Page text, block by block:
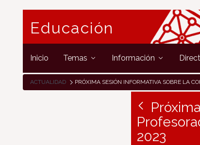
Educación
Inicio Temas Información
ACTUALIDAD PRÓXIMA SESIÓN INFORMATIVA SOBRE LA CONVOCATORIA DE PROFESORADO VISITANTE EN EL EXTRANJERO PARA EL
2023